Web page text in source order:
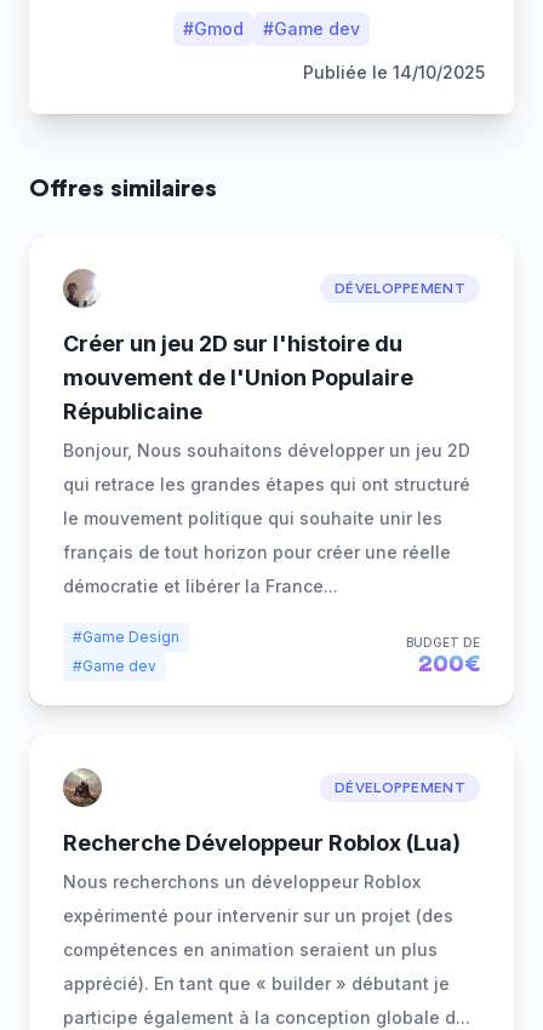
#Gmod #Game dev
Publiée le 14/10/2025
Offres similaires
DÉVELOPPEMENT
Créer un jeu 2D sur l'histoire du
mouvement de l'Union Populaire
Républicaine
Bonjour, Nous souhaitons développer un jeu 2D
qui retrace les grandes étapes qui ont structuré
le mouvement politique qui souhaite unir les
français de tout horizon pour créer une réelle
démocratie et libérer la France...
#Game Design
#Game dev
BUDGET DE
200€
DÉVELOPPEMENT
Recherche Développeur Roblox (Lua)
Nous recherchons un développeur Roblox
expérimenté pour intervenir sur un projet (des
compétences en animation seraient un plus
apprécié). En tant que « builder » débutant je
participe également à la conception globale d...